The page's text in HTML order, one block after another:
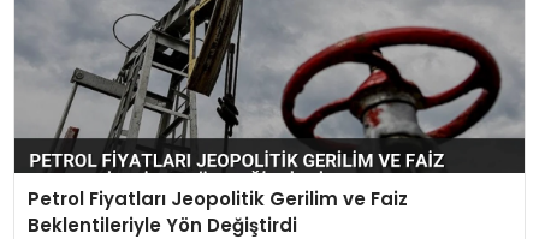
Petrol Fiyatları Jeopolitik Gerilim ve Faiz
Beklentileriyle Yön Değiştirdi